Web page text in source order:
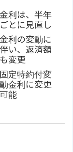
金利は、半年
ごとに見直し
金利の変動に
伴い、返済額
も変更
固定特約付変
動金利に変更
可能